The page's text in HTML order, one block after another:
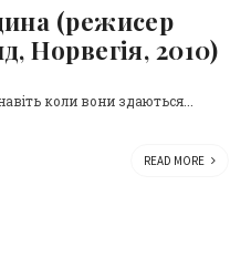
(режисер
Норвегія, 2010)
коли вони здаються...
READ MORE